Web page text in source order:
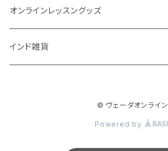
点鼻オイル
女性ケア
男性ケア
誕生時間不明
吉日選定
オンラインレッスングッズ
インド雑貨
© ヴェーダオンライン
Powered by